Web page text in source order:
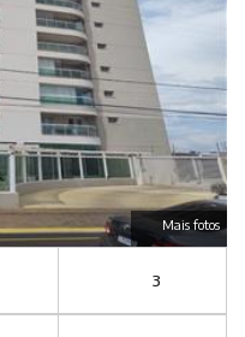
Mais fotos
3